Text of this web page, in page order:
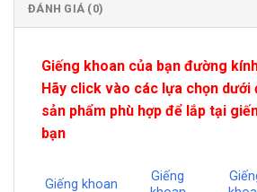
ĐÁNH GIÁ (0)
Giếng khoan của bạn đường
Hãy click vào các lựa chọn dưới
sản phẩm phù hợp để lắp tại
bạn
Giếng khoan
Giếng